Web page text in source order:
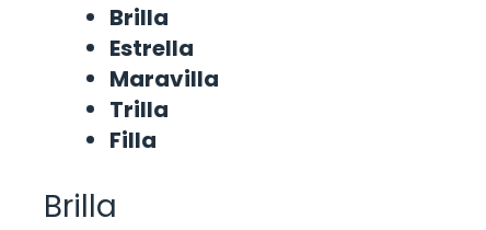
Brilla
Estrella
Maravilla
Trilla
Filla
Brilla